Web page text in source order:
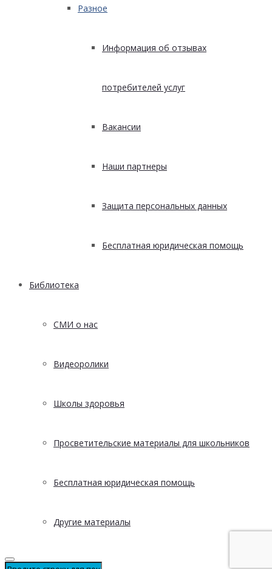
Разное
Информация об отзывах
потребителей услуг
Вакансии
Наши партнеры
Защита персональных данных
Бесплатная юридическая помощь
Библиотека
СМИ о нас
Видеоролики
Школы здоровья
Просветительские материалы для школьников
Бесплатная юридическая помощь
Другие материалы